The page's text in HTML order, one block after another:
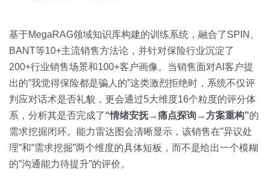
基于MegaRAG领域知识库构建的训练系统，融合了SPIN、
BANT等10+主流销售方法论，并针对保险行业沉淀了
200+行业销售场景和100+客户画像。当销售面对AI客户提
出的”我觉得保险都是骗人的”这类激烈拒绝时，系统不仅评
判应对话术是否礼貌，更会通过5大维度16个粒度的评分体
系，分析其是否完成了“情绪安抚→痛点探询→方案重构”的
需求挖掘闭环。能力雷达图会清晰显示，该销售在”异议处
理”和”需求挖掘”两个维度的具体短板，而不是给出一个模糊
的”沟通能力待提升”的评价。